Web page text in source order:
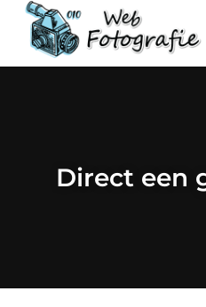
Direct een